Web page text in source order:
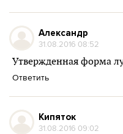
Александр
31.08.2016 08:52
Утвержденная форма
Ответить
Кипяток
31.08.2016 09:02